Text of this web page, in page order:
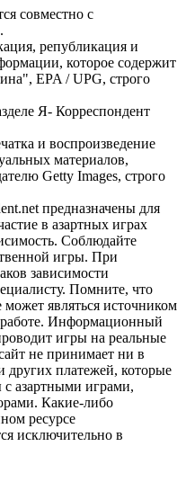
совместно с
републикация и
которое содержит
EPA / UPG, строго
Я- Корреспондент
и воспроизведение
материалов,
Getty Images, строго
предназначены для
в азартных играх
Соблюдайте
игры. При
зависимости
Помните, что
может являться источником
работе. Информационный
игры на реальные
не принимает ни в
других платежей, которые
с азартными играми,
Какие-либо
ресурсе
исключительно в